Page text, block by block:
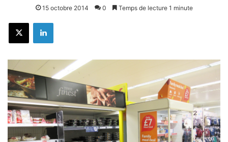
15 octobre 2014 0 Temps de lecture 1 minute
X Linkedin